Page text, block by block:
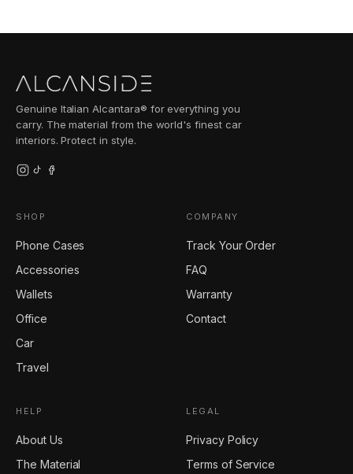
Genuine Italian Alcantara® for everything you
carry. The material from the world's finest car
interiors. Protect in style.
SHOP
Phone Cases
Accessories
Wallets
Office
Car
Travel
COMPANY
Track Your Order
FAQ
Warranty
Contact
HELP
About Us
The Material
LEGAL
Privacy Policy
Terms of Service